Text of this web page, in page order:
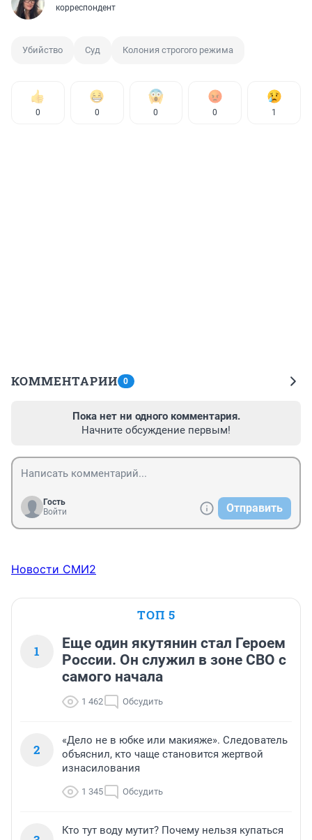
корреспондент
Убийство Суд Колония строгого режима
0 0 0 0 1
КОММЕНТАРИИ 0
Пока нет ни одного комментария.
Начните обсуждение первым!
Гость
Войти
Отправить
Новости СМИ2
ТОП 5
1
Еще один якутянин стал Героем
России. Он служил в зоне СВО с
самого начала
1 462 Обсудить
2
«Дело не в юбке или макияже». Следователь
объяснил, кто чаще становится жертвой
изнасилования
1 345 Обсудить
Кто тут воду мутит? Почему нельзя купаться